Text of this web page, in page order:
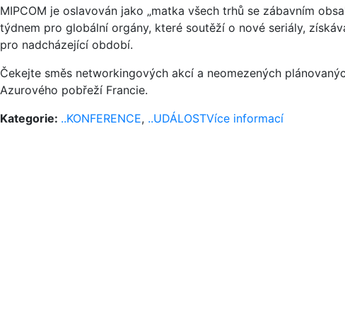
MIPCOM je oslavován jako „matka všech trhů se zábavním
týdnem pro globální orgány, které soutěží o nové seriály,
pro nadcházející období.
Čekejte směs networkingových akcí a neomezených
Azurového pobřeží Francie.
Kategorie: ..KONFERENCE, ..UDÁLOSTVíce informací